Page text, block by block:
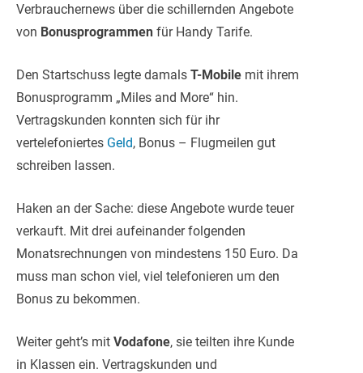
Verbrauchernews über die schillernden Angebote
von Bonusprogrammen für Handy Tarife.
Den Startschuss legte damals T-Mobile mit ihrem
Bonusprogramm „Miles and More“ hin.
Vertragskunden konnten sich für ihr
vertelefoniertes Geld, Bonus – Flugmeilen gut
schreiben lassen.
Haken an der Sache: diese Angebote wurde teuer
verkauft. Mit drei aufeinander folgenden
Monatsrechnungen von mindestens 150 Euro. Da
muss man schon viel, viel telefonieren um den
Bonus zu bekommen.
Weiter geht’s mit Vodafone, sie teilten ihre Kunde
in Klassen ein. Vertragskunden und